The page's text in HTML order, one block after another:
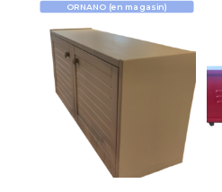
ORNANO (en magasin)